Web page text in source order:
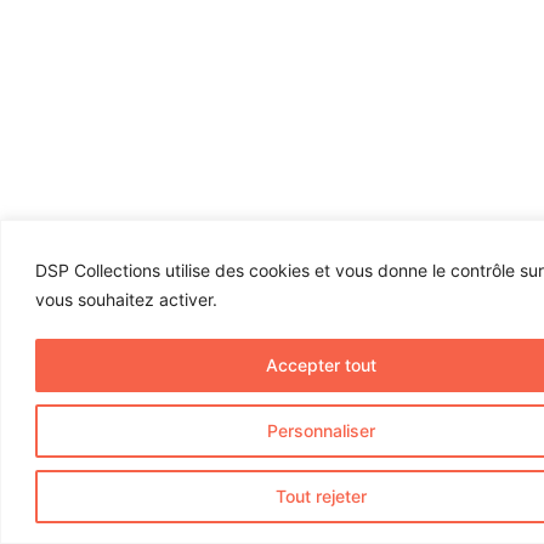
DSP Collections utilise des cookies et vous donne le contrôle
vous souhaitez activer.
Personnaliser
Tout rejeter
Accepter tout